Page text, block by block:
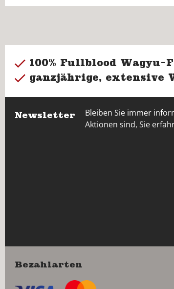
100% Fullblood Wagyu-
ganzjährige, extensive
Newsletter
Bleiben Sie immer
Aktionen sind, Sie
Bezahlarten